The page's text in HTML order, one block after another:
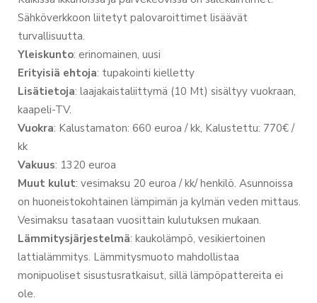
Sähköverkkoon liitetyt palovaroittimet lisäävät
turvallisuutta.
Yleiskunto: erinomainen, uusi
Erityisiä ehtoja: tupakointi kielletty
Lisätietoja: laajakaistaliittymä (10 Mt) sisältyy vuokraan,
kaapeli-TV.
Vuokra: Kalustamaton: 660 euroa / kk, Kalustettu: 770€ /
kk
Vakuus: 1320 euroa
Muut kulut: vesimaksu 20 euroa / kk/ henkilö. Asunnoissa
on huoneistokohtainen lämpimän ja kylmän veden mittaus.
Vesimaksu tasataan vuosittain kulutuksen mukaan.
Lämmitysjärjestelmä: kaukolämpö, vesikiertoinen
lattialämmitys. Lämmitysmuoto mahdollistaa
monipuoliset sisustusratkaisut, sillä lämpöpattereita ei
ole.